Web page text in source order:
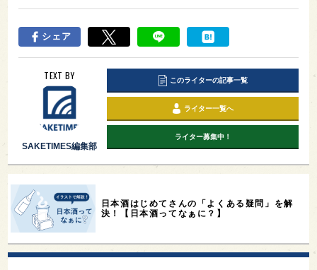
シェア
TEXT BY
SAKETIMES編集部
このライターの記事一覧
ライター一覧へ
ライター募集中！
日本酒はじめてさんの「よくある疑問」を解
決！【日本酒ってなぁに？】